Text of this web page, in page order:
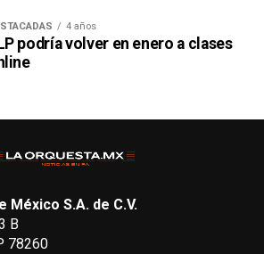
4 años
podría volver en enero a clases
México S.A. de C.V.
B
78260